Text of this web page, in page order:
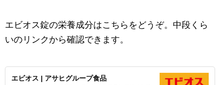
エビオス錠の栄養成分はこちらをどうぞ。中段くら
いのリンクから確認できます。
エビオス | アサヒグループ食品